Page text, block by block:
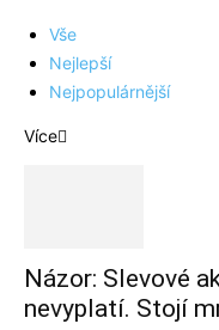
Vše
Nejlepší
Nejpopulárnější
Více
Názor: Slevové
nevyplatí. Stojí